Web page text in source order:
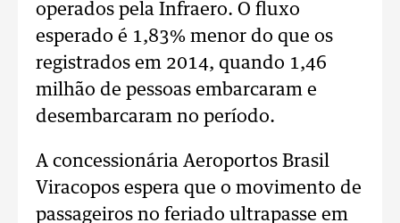
operados pela Infraero. O fluxo
esperado é 1,83% menor do que os
registrados em 2014, quando 1,46
milhão de pessoas embarcaram e
desembarcaram no período.
A concessionária Aeroportos Brasil
Viracopos espera que o movimento de
passageiros no feriado ultrapasse em